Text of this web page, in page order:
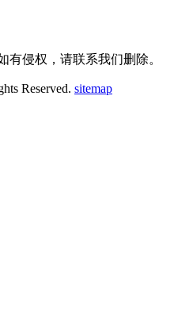
有侵权，请联系我们删除。
Reserved. sitemap